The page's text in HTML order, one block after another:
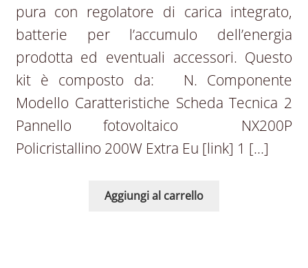
pura con regolatore di carica integrato,
batterie per l’accumulo dell’energia
prodotta ed eventuali accessori. Questo
kit è composto da: N. Componente
Modello Caratteristiche Scheda Tecnica 2
Pannello fotovoltaico NX200P
Policristallino 200W Extra Eu [link] 1 […]
Aggiungi al carrello